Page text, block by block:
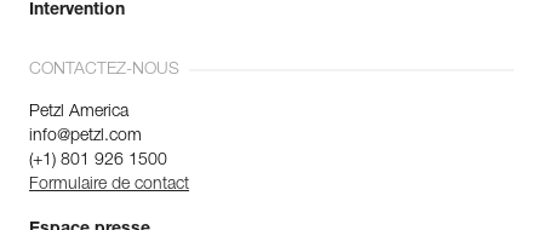
Intervention
CONTACTEZ-NOUS
Petzl America
info@petzl.com
(+1) 801 926 1500
Formulaire de contact